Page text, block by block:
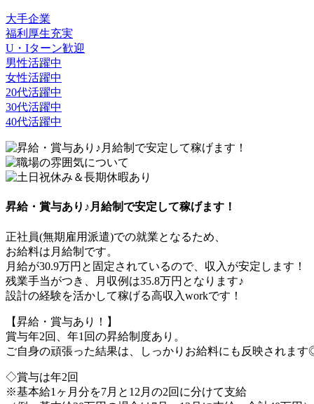
大手企業
福利厚生充実
U・Iターン歓迎
男性活躍中
女性活躍中
20代活躍中
30代活躍中
40代活躍中
昇給・賞与あり♪月給制で安定して稼げます！
正社員(無期雇用派遣)での就業となるため、
お給料は月給制です。
月給が30.9万円と固定されているので、収入が安定します！
残業手当がつき、月収例は35.8万円となります♪
設計の経験を活かして稼げる高収入workです！
【昇給・賞与あり！】
賞与年2回、年1回の昇給制度あり。
ご自身の頑張った結果は、しっかりお給料にも反映されま
◇賞与は年2回
※基本給1ヶ月分を7月と12月の2回に分けて支給